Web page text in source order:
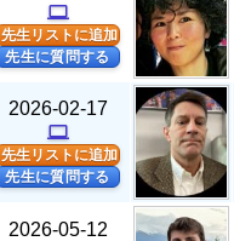
computer
先生リストに追加
先生に質問する
2026-02-17
computer
先生リストに追加
先生に質問する
2026-05-12